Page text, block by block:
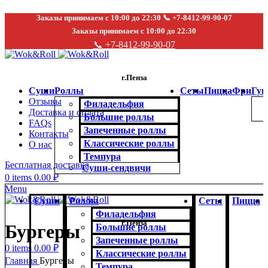
Заказы принимаем с 10:00 до 22:30 📞 +7-8412-99-90-07
Заказы принимаем с 10:00 до 22:30
📞 +7-8412-99-90-07
г.Пенза
Отзывы
Доставка и оплата
FAQs
Контакты
О нас
Бесплатная доставка
0 items 0.00 ₽
Menu
г.Пенза
0 items 0.00 ₽
СушиРоллы
Филадельфия
Большие роллы
Запеченные роллы
Классические роллы
Темпура
Суши-сендвичи
СетыПиццаФри
Суши
Роллы
Филадельфия
Большие роллы
Запеченные роллы
Классические роллы
Сеты Пицца
Бургеры
Главная Бургеры